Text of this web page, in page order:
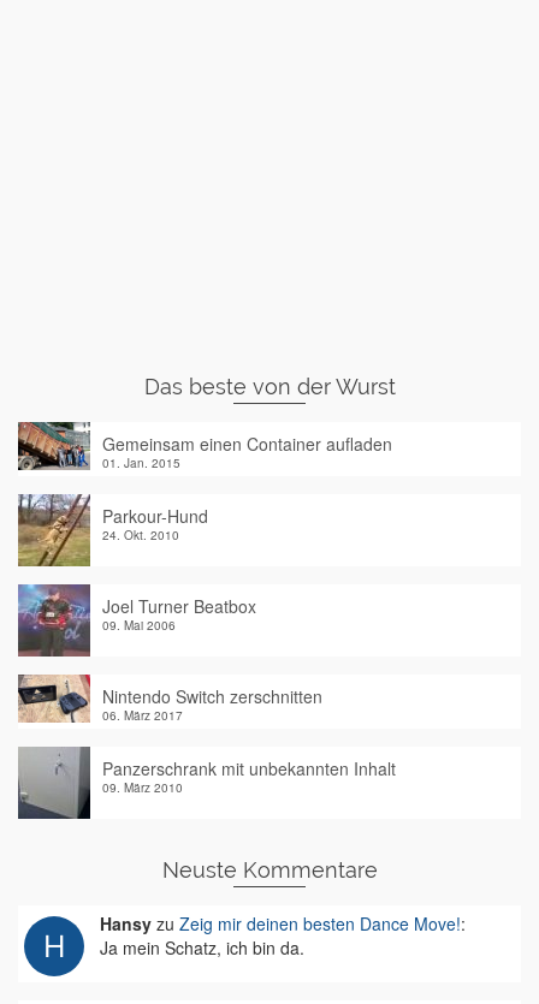
Das beste von der Wurst
Gemeinsam einen Container aufladen
01. Jan. 2015
Parkour-Hund
24. Okt. 2010
Joel Turner Beatbox
09. Mai 2006
Nintendo Switch zerschnitten
06. März 2017
Panzerschrank mit unbekannten Inhalt
09. März 2010
Neuste Kommentare
Hansy zu Zeig mir deinen besten Dance Move!:
Ja mein Schatz, ich bin da.